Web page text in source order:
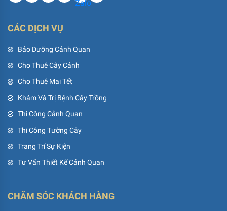
CÁC DỊCH VỤ
Bảo Dưỡng Cảnh Quan
Cho Thuê Cây Cảnh
Cho Thuê Mai Tết
Khám Và Trị Bệnh Cây Trồng
Thi Công Cảnh Quan
Thi Công Tường Cây
Trang Trí Sự Kiện
Tư Vấn Thiết Kế Cảnh Quan
CHĂM SÓC KHÁCH HÀNG